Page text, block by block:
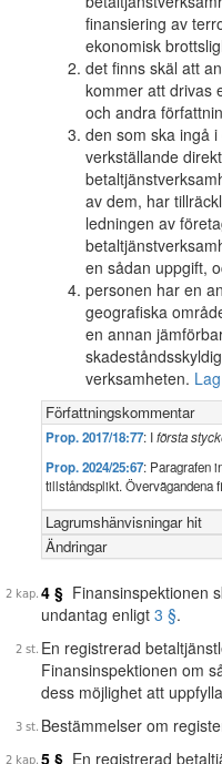
finansiering av
ekonomisk
det finns skäl att
kommer att drivas
och andra
den som ska ingå
verkställande
av dem, har
ledningen av
en sådan uppgift,
personen har en
geografiska
en annan
verksamheten.
Författningskommentar
Prop. 2017/18:77: Iförsta
Prop. 2024/25:67: Paragrafen
tillståndsplikt. Övervägandena
Lagrumshänvisningar hit
Ändringar
4 § Finansinspektionen
undantag enligt 3 §.
En registrerad
Finansinspektionen om
dess möjlighet att
Bestämmelser om
5 § En registrerad